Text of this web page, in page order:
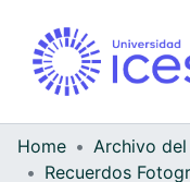
Home